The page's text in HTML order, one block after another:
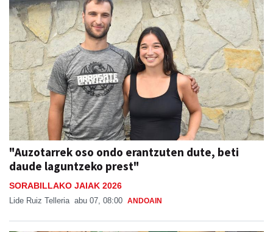
"Auzotarrek oso ondo erantzuten dute, beti
daude laguntzeko prest"
SORABILLAKO JAIAK 2026
Lide Ruiz Telleria abu 07, 08:00 ANDOAIN